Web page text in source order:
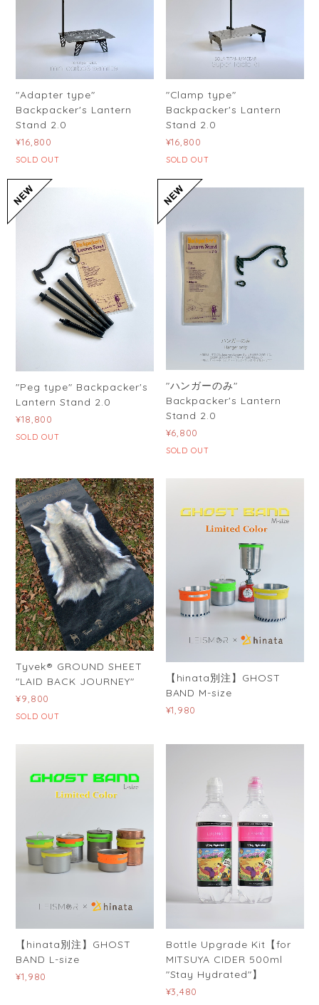
"Adapter type"
Backpacker's Lantern
Stand 2.0
¥16,800
SOLD OUT
"Clamp type"
Backpacker's Lantern
Stand 2.0
¥16,800
SOLD OUT
"Peg type" Backpacker's
Lantern Stand 2.0
¥18,800
SOLD OUT
"ハンガーのみ"
Backpacker's Lantern
Stand 2.0
¥6,800
SOLD OUT
Tyvek® GROUND SHEET
"LAID BACK JOURNEY"
¥9,800
SOLD OUT
【hinata別注】GHOST
BAND M-size
¥1,980
【hinata別注】GHOST
BAND L-size
¥1,980
Bottle Upgrade Kit【for
MITSUYA CIDER 500ml
"Stay Hydrated"】
¥3,480